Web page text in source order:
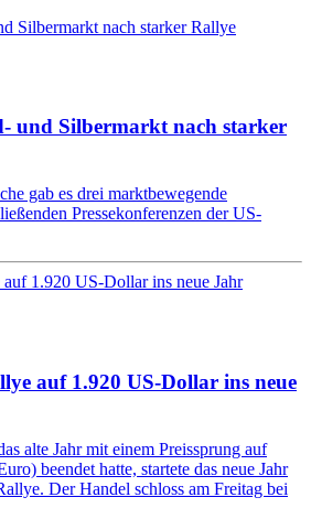
und Silbermarkt nach starker
gab es drei marktbewegende
Pressekonferenzen der US-
auf 1.920 US-Dollar ins neue
alte Jahr mit einem Preissprung auf
beendet hatte, startete das neue Jahr
Der Handel schloss am Freitag bei